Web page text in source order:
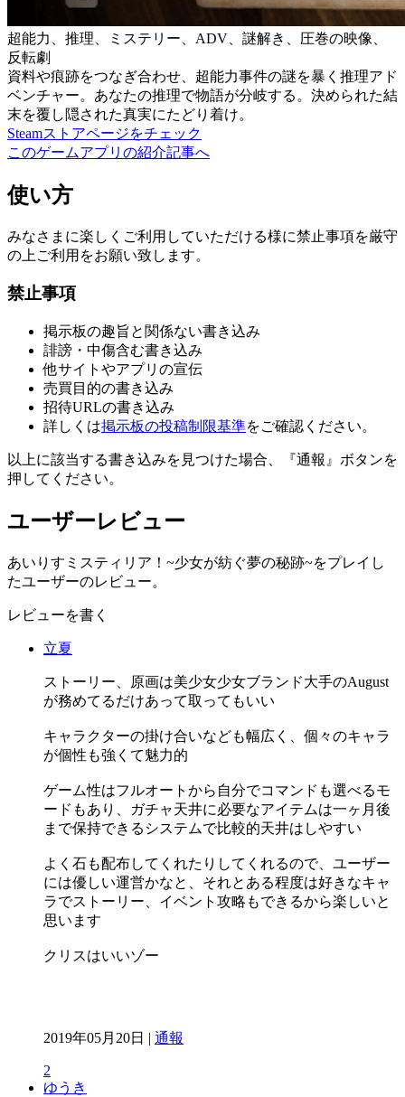
超能力、推理、ミステリー、ADV、謎解き、圧巻の映像、
反転劇
資料や痕跡をつなぎ合わせ、超能力事件の謎を暴く推理アド
ベンチャー。あなたの推理で物語が分岐する。決められた結
末を覆し隠された真実にたどり着け。
Steamストアページをチェック
このゲームアプリの紹介記事へ
使い方
みなさまに楽しくご利用していただける様に禁止事項を厳守
の上ご利用をお願い致します。
禁止事項
掲示板の趣旨と関係ない書き込み
誹謗・中傷含む書き込み
他サイトやアプリの宣伝
売買目的の書き込み
招待URLの書き込み
詳しくは掲示板の投稿制限基準をご確認ください。
以上に該当する書き込みを見つけた場合、
『通報』ボタンを
押してください。
ユーザーレビュー
あいりすミスティリア！~少女が紡ぐ夢の秘跡~をプレイし
たユーザーのレビュー。
レビューを書く
立夏
ストーリー、原画は美少女少女ブランド大手のAugust
が務めてるだけあって取ってもいい
キャラクターの掛け合いなども幅広く、個々のキャラ
が個性も強くて魅力的
ゲーム性はフルオートから自分でコマンドも選べるモ
ードもあり、ガチャ天井に必要なアイテムは一ヶ月後
まで保持できるシステムで比較的天井はしやすい
よく石も配布してくれたりしてくれるので、ユーザー
には優しい運営かなと、それとある程度は好きなキャ
ラでストーリー、イベント攻略もできるから楽しいと
思います
クリスはいいゾー
2019年05月20日 | 通報
2
ゆうき